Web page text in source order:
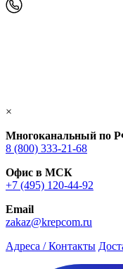
×
Многоканальный по
8 (800) 333‑21-68
Офис в МСК
+7 (495) 120-44-92
Email
zakaz@krepcom.ru
Адреса / Контакты